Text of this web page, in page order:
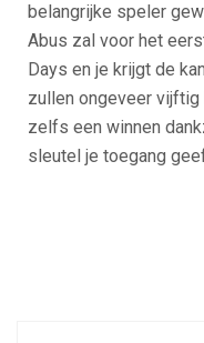
belangrijke speler
Abus zal voor het
Days en je krijgt de
zullen ongeveer vijftig
zelfs een winnen
sleutel je toegang